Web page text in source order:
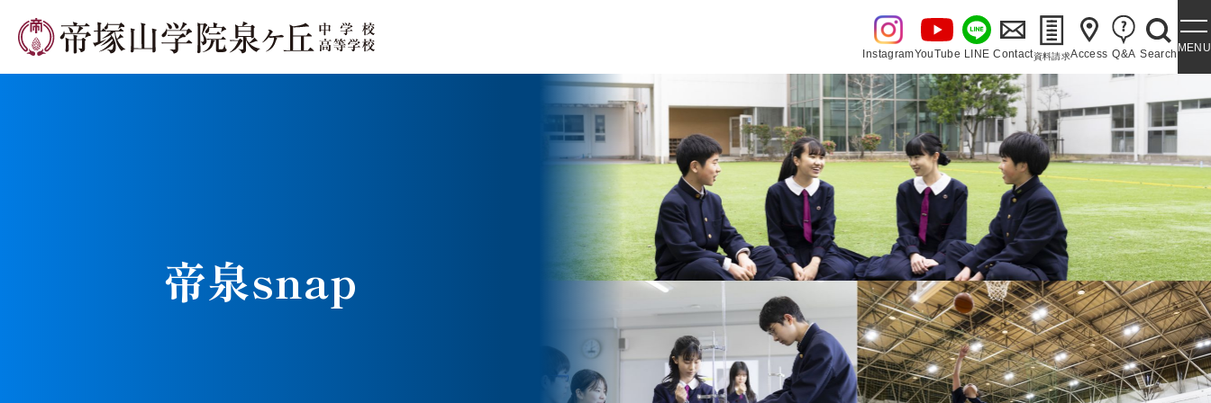
InstagramYouTube LINE Contact資料請求Access Q&A SearchMENU
泉ヶ丘校のめざす教育 環境・施設 あゆみ・泉ヶ丘讃歌
帝泉snap